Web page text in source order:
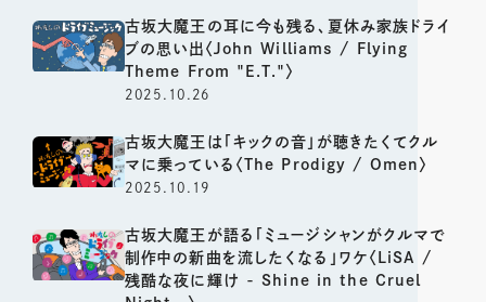
古坂大魔王の耳に今も残る、夏休み家族ドライ
ブの思い出〈John Williams / Flying
Theme From "E.T."〉
2025.10.26
古坂大魔王は「キックの音」が聴きたくてクル
マに乗っている〈The Prodigy / Omen〉
2025.10.19
古坂大魔王が語る「ミュージシャンがクルマで
制作中の新曲を流したくなる」ワケ〈LiSA /
残酷な夜に輝け - Shine in the Cruel